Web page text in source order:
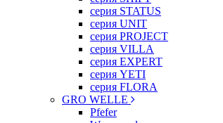
серия STATUS
серия UNIT
серия PROJECT
серия VILLA
серия EXPERT
серия YETI
серия FLORA
GRO WELLE
Pfefer